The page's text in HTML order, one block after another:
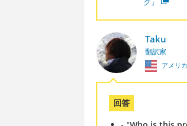
Taku
翻訳家
アメリ
回答